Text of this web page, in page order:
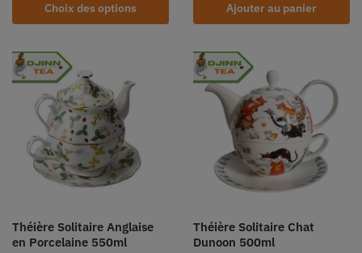
Choix des options Ajouter au panier
Théière Solitaire Anglaise
en Porcelaine 550ml
Théière Solitaire Chat
Dunoon 500ml